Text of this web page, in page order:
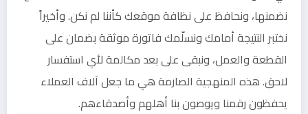
نضمنها، ونحافظ على نظافة موقعك كأننا لم نكن. وأخيراً
نختبر النتيجة أمامك ونسلّمك فاتورة موثقة بضمان على
القطعة والعمل، ونبقى على بعد مكالمة لأي استفسار
لاحق. هذه المنهجية الصارمة هي ما جعل آلاف العملاء
يحفظون رقمنا ويوصون بنا أهلهم وأصدقاءهم.